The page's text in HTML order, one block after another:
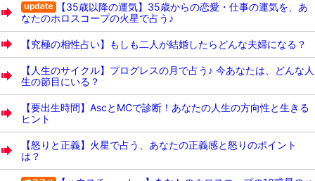
【35歳以降の運気】35歳からの恋愛・仕事の運気を、あ
なたのホロスコープの火星で占う♪
【究極の相性占い】もしも二人が結婚したらどんな夫婦になる？
【人生のサイクル】プログレスの月で占う♪ 今あなたは、どんな人
生の節目にいる？
【要出生時間】AscとMCで診断！あなたの人生の方向性と生きる
ヒント
【怒りと正義】火星で占う、あなたの正義感と怒りのポイント
は？